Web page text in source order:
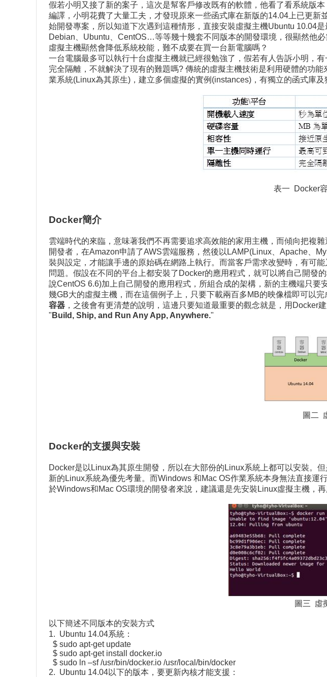
假若小明又接了新的案子，這次是幫客戶修改既有的軟體，他看了看系統版
編譯，小明花費了大量工夫，才發現原來一些函式庫在新版的14.04上已更
始開發專案，所以知道下次遇到這種情形，直接安裝虛擬主機Ubuntu 10.04
Debian、Ubuntu、CentOS…等等幾十幾套不同版本的開發環境，很顯然他
虛擬主機顯然會降低系統校能，難不成要在買一台新電腦嗎？
一台電腦最多可以執行十台虛擬主機就已經很勉強了，假若有人告訴小明，
完全隔離，不就解決了現有的難題嗎? 傳統的虛擬主機技術是利用硬體的功
業系統(Linux為其原生)，建立多個虛擬的實例(instances)，有獨立的函式庫
表一 Docker
Docker簡介
雲端時代的來臨，意味著我們不再需要追求高效能的家用主機，而傾向把複
開發者，在Amazon申請了AWS雲端服務，然後以LAMP(Linux、Apache、
裝與設定，才能讓手邊的原始碼在網路上執行。而當客戶需求改變時，有可
問題。假設在不同的平台上都安裝了Docker的應用程式，就可以將自己開發
說CentOS 6.6)加上自己開發的應用程式，所組合成的架構，新的主機端只
幾GB大的虛擬主機，而在這個例子上，只要下載兩百多MB的映像檔即可以
容器 ，之後會有更清楚的說明，這邊只要知道最重要的觀念就是，用
" Build, Ship, and Run Any App, Anywhere."
圖二
Docker的支援與安裝
Docker是以Linux為其原生開發，所以在大部份的Linux系統上都可以安裝。
新的Linux系統為優先考量。而Windows 和Mac OS作業系統本身無法直接運
於Windows和Mac OS環境的開發者來說，建議還是先安裝Linux虛擬主機，
圖三 虛
以下簡述不同版本的安裝方式
1. Ubuntu 14.04系統：
$ sudo apt-get update
$ sudo apt-get install docker.io
$ sudo ln –sf /usr/bin/docker.io /usr/local/bin/docker
2. Ubuntu 14.04以下的版本，要更新內核才能支援：